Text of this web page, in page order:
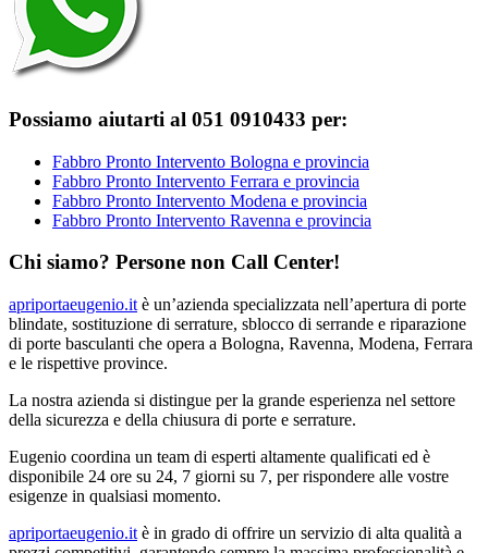
Possiamo aiutarti al 051 0910433 per:
Fabbro Pronto Intervento Bologna e provincia
Fabbro Pronto Intervento Ferrara e provincia
Fabbro Pronto Intervento Modena e provincia
Fabbro Pronto Intervento Ravenna e provincia
Chi siamo? Persone non Call Center!
apriportaeugenio.it è un’azienda specializzata nell’apertura di porte
blindate, sostituzione di serrature, sblocco di serrande e riparazione
di porte basculanti che opera a Bologna, Ravenna, Modena, Ferrara
e le rispettive province.
La nostra azienda si distingue per la grande esperienza nel settore
della sicurezza e della chiusura di porte e serrature.
Eugenio coordina un team di esperti altamente qualificati ed è
disponibile 24 ore su 24, 7 giorni su 7, per rispondere alle vostre
esigenze in qualsiasi momento.
apriportaeugenio.it è in grado di offrire un servizio di alta qualità a